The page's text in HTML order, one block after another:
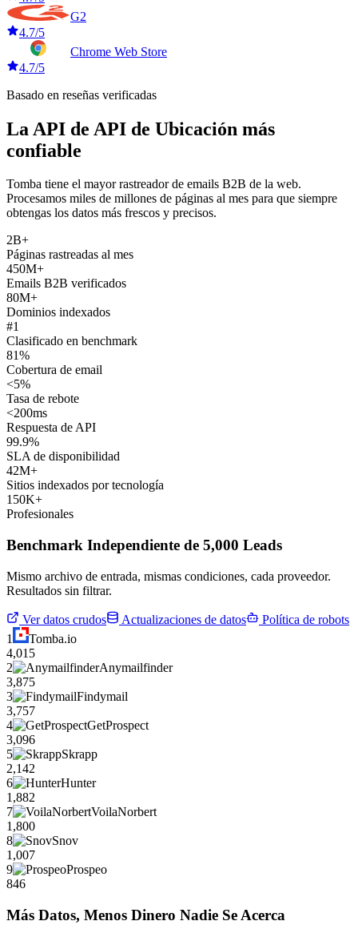
G2
4.7/5
Chrome Web Store
4.7/5
Basado en reseñas verificadas
La API de API de Ubicación más
confiable
Tomba tiene el mayor rastreador de emails B2B de la web.
Procesamos miles de millones de páginas al mes para que siempre
obtengas los datos más frescos y precisos.
2B+
Páginas rastreadas al mes
450M+
Emails B2B verificados
80M+
Dominios indexados
#1
Clasificado en benchmark
81%
Cobertura de email
<5%
Tasa de rebote
<200ms
Respuesta de API
99.9%
SLA de disponibilidad
42M+
Sitios indexados por tecnología
150K+
Profesionales
Benchmark Independiente de 5,000 Leads
Mismo archivo de entrada, mismas condiciones, cada proveedor.
Resultados sin filtrar.
Ver datos crudos Actualizaciones de datos
Política de robots
1
Tomba.io
4,015
2
Anymailfinder
3,875
3
Findymail
3,757
4
GetProspect
3,096
5
Skrapp
2,142
6
Hunter
1,882
7
VoilaNorbert
1,800
8
Snov
1,007
9
Prospeo
846
Más Datos, Menos Dinero Nadie Se Acerca